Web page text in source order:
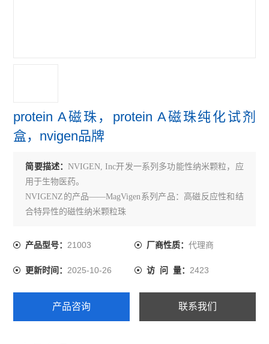
protein A磁珠，protein A磁珠纯化试剂
盒，nvigen品牌
简要描述：NVIGEN, Inc开发一系列多功能性纳米颗粒，应
用于生物医药。
NVIGENZ的产品——MagVigen系列产品：高磁反应性和结
合特异性的磁性纳米颗粒珠
产品型号：21003 厂商性质： 代理商
更新时间：2025-10-26 访 问 量： 2423
产品咨询 联系我们